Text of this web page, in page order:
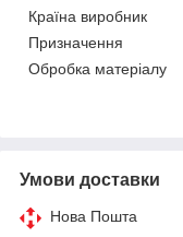
Країна виробник
Призначення
Обробка матеріалу
Умови доставки
Нова Пошта